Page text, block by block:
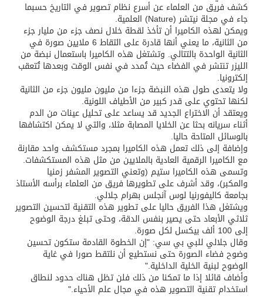
كسوة الكعبة تعتلي البيت العتيق
“سبيس إكس” تطلق 24 قمرًا صناعيًا جديدًا إلى الفضاء
كشف فريق من العلماء عن أسرع نظام تصوير في التاريخ حسبما
جاء في مجلة نيتشر (Nature) العلمية.
ويمكن لهذه الكاميرا أن تأخذ لقطة خلال نصف جزء من مليار جزء
من الثانية، ما يعني أنها قادرة على التقاط 6 ملايين صورة في
الثانية الواحدة بالتتالي. وتشتغل هذه الكاميرا باستعمال نبضة من
الليزر تنتشر في الفضاء حيث تُمدد في نفس الوقت وبعدها تُتعقب
إلكترونيا.
ولا يتعدى طول هذه النبضة جزءا من مليون مليون جزء من الثانية
لكنها تحتوي على قدر كبير من الأطياف اللونية.
ويعتقد أن الاختراع الجديد قد يساعد على تحليل عينات من الدم
أثناء سريانه بحثا عن الخلايا المصابة مثلا، والتي لا يمكن اكتشافها
بالوسائل المتاحة حاليا.
وإضافة إلى ذلك تعمل هذه الكاميرا بمجرد مستكشف واحد مقارنة
مع الكاميرا الرقمية العادية بالملايين من مثل هذه المستكشفات.
وتسمى هذه الكاميرا ستيم (وتعني التصوير المشفر زمنيا
والمكبر)، وقد أشرف على تطويرها فريق من العلماء برأسه الأستاذ
بجامعة كاليفورنيا لوس آنجلس بهرام جلالي.
ويشتغل هذا الفريق حاليا على تطوير هذه التقنية لتحسين التصوير
ثلاثي الأبعاد حتى يصير بنفس الدقة، وحتى تبلغ درجة الوضوح
إلى 100 ألف بيكسل لكل صورة.
وقال جلالي للبي بي سي: "إن الخطوة القادمة ستكون تحسين
وضوح فضاء الصورة حتى نستطيع أن نلتقط صورا في غاية
الوضوح لبنية الخلية الداخلية."
وأضاف قائلا إذا ما تمكنا من ذلك فلن تظل هناك حدود لنطاق
استخدام تقنية التصوير هذه في مجال علم الأحياء."